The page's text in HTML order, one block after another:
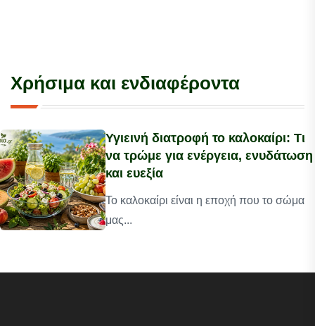
Χρήσιμα και ενδιαφέροντα
Υγιεινή διατροφή το καλοκαίρι: Τι
να τρώμε για ενέργεια, ενυδάτωση
και ευεξία
Το καλοκαίρι είναι η εποχή που το σώμα
μας...